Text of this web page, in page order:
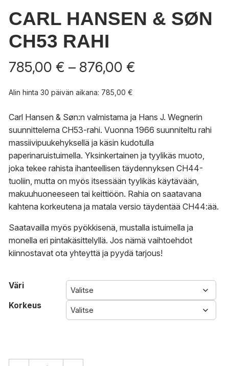
CARL HANSEN & SØN
CH53 RAHI
785,00 € – 876,00 €
Alin hinta 30 päivän aikana: 785,00 €
Carl Hansen & Søn:n valmistama ja Hans J. Wegnerin
suunnittelema CH53-rahi. Vuonna 1966 suunniteltu rahi
massiivipuukehyksellä ja käsin kudotulla
paperinaruistuimella. Yksinkertainen ja tyylikäs muoto,
joka tekee rahista ihanteellisen täydennyksen CH44-
tuoliin, mutta on myös itsessään tyylikäs käytävään,
makuuhuoneeseen tai keittiöön. Rahia on saatavana
kahtena korkeutena ja matala versio täydentää CH44:ää.
Saatavailla myös pyökkisenä, mustalla istuimella ja
monella eri pintakäsittelyllä. Jos nämä vaihtoehdot
kiinnostavat ota yhteyttä ja pyydä tarjous!
Väri
Korkeus